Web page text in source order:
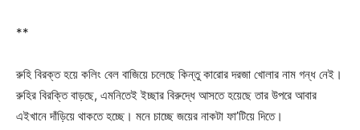
**
রুহি বিরক্ত হয়ে কলিং বেল বাজিয়ে চলেছে কিন্তু কারোর দরজা খোলার নাম গন্ধ নেই।
রুহির বিরক্তি বাড়ছে, এমনিতেই ইচ্ছার বিরুদ্ধে আসতে হয়েছে তার উপরে আবার
এইখানে দাঁড়িয়ে থাকতে হচ্ছে। মনে চাচ্ছে জয়ের নাকটা ফা’টিয়ে দিতে।